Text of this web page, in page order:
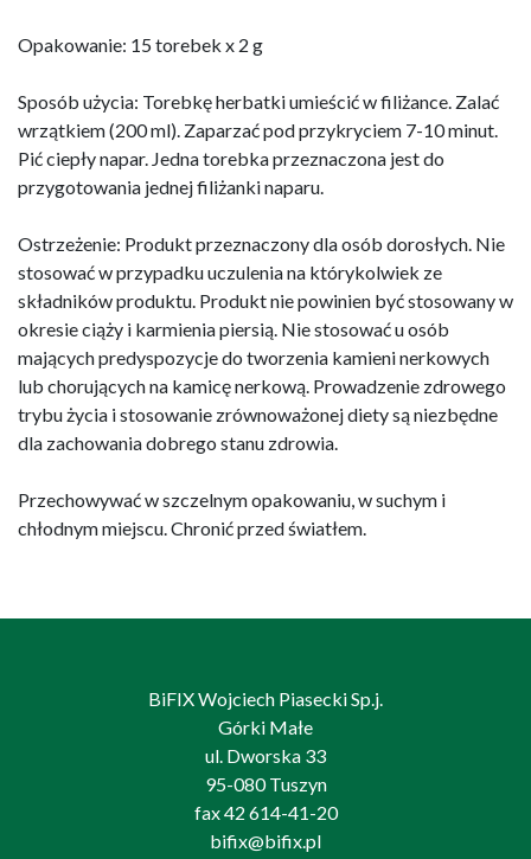
Opakowanie: 15 torebek x 2 g
Sposób użycia: Torebkę herbatki umieścić w filiżance. Zalać
wrzątkiem (200 ml). Zaparzać pod przykryciem 7-10 minut.
Pić ciepły napar. Jedna torebka przeznaczona jest do
przygotowania jednej filiżanki naparu.
Ostrzeżenie: Produkt przeznaczony dla osób dorosłych. Nie
stosować w przypadku uczulenia na którykolwiek ze
składników produktu. Produkt nie powinien być stosowany w
okresie ciąży i karmienia piersią. Nie stosować u osób
mających predyspozycje do tworzenia kamieni nerkowych
lub chorujących na kamicę nerkową. Prowadzenie zdrowego
trybu życia i stosowanie zrównoważonej diety są niezbędne
dla zachowania dobrego stanu zdrowia.
Przechowywać w szczelnym opakowaniu, w suchym i
chłodnym miejscu. Chronić przed światłem.
BiFIX Wojciech Piasecki Sp.j.
Górki Małe
ul. Dworska 33
95-080 Tuszyn
fax 42 614-41-20
bifix@bifix.pl